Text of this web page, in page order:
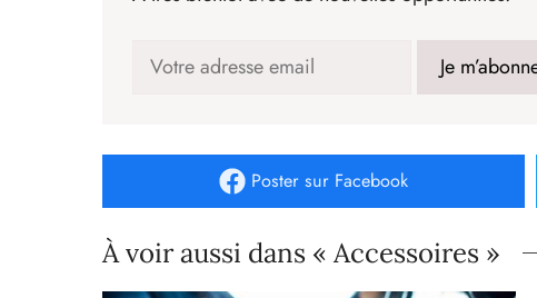
Poster sur Facebook
À voir aussi dans « Accessoires »